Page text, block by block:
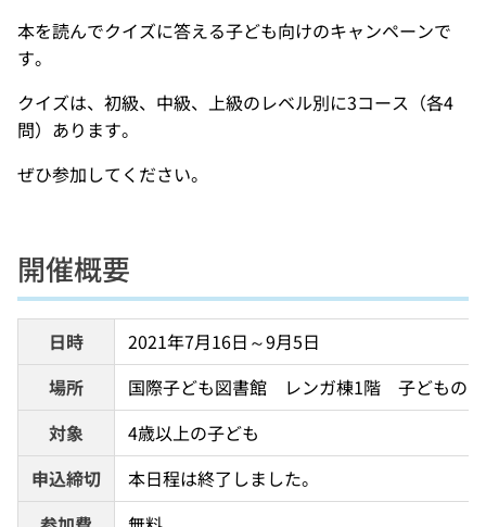
本を読んでクイズに答える子ども向けのキャンペーンで
す。
クイズは、初級、中級、上級のレベル別に3コース（各4
問）あります。
ぜひ参加してください。
開催概要
日時
2021年7月16日～9月5日
場所
国際子ども図書館　レンガ棟1階　子ども
対象
4歳以上の子ども
申込締切
本日程は終了しました。